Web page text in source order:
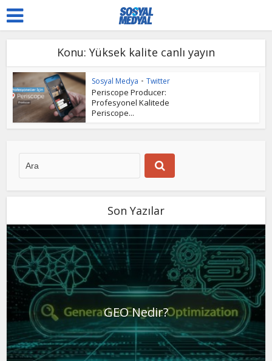
Konu: Yüksek kalite canlı yayın
Sosyal Medya • Twitter
Periscope Producer:
Profesyonel Kalitede
Periscope...
Son Yazılar
GEO Nedir?